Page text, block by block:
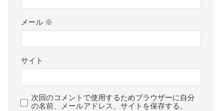
メール ※
サイト
次回のコメントで使用するためブラウザーに自分
の名前、メールアドレス、サイトを保存する。